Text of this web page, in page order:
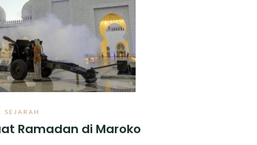
SEJARAH
Ramadan di Maroko